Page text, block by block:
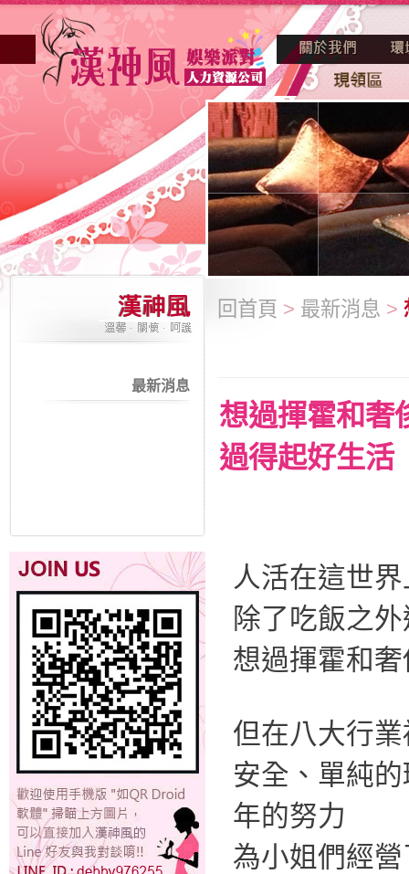
最新消息
回首頁 > 最新消息 >
想過揮霍和奢
過得起好生活
人活在這世
除了吃飯之
想過揮霍和
但在八大行
安全、單純
年的努力
為小姐們經